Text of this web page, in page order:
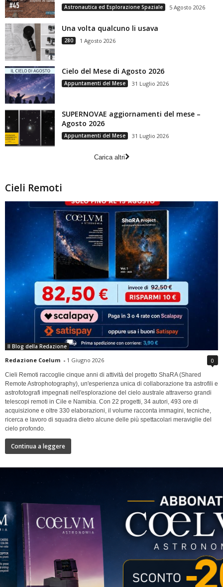
Astronautica ed Esplorazione Spaziale 5 Agosto 2026
Una volta qualcuno li usava
280 1 Agosto 2026
Cielo del Mese di Agosto 2026
Appuntamenti del Mese 31 Luglio 2026
SUPERNOVAE aggiornamenti del mese –
Agosto 2026
Appuntamenti del Mese 31 Luglio 2026
Carica altri
Cieli Remoti
Il Blog della Redazione
Redazione Coelum - 1 Giugno 2026 0
Cieli Remoti raccoglie cinque anni di attività del progetto ShaRA (Shared
Remote Astrophotography), un'esperienza unica di collaborazione tra astrofili e
astrofotografi impegnati nell'esplorazione del cielo australe attraverso grandi
telescopi remoti in Cile e Namibia. Con 22 progetti, 34 autori, 493 ore di
acquisizione e oltre 330 elaborazioni, il volume racconta immagini, tecniche,
ricerca e lavoro di squadra dietro alcune delle più spettacolari meraviglie del
cielo profondo.
Continua a leggere